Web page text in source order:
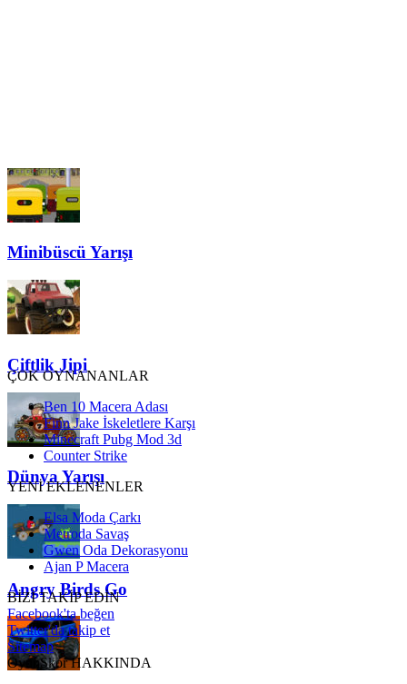
Minibüscü Yarışı
Çiftlik Jipi
Dünya Yarışı
Angry Birds Go
ÇOK OYNANANLAR
Ben 10 Macera Adası
Finn Jake İskeletlere Karşı
Minecraft Pubg Mod 3d
Counter Strike
YENİ EKLENENLER
Elsa Moda Çarkı
Metroda Savaş
Gwen Oda Dekorasyonu
Ajan P Macera
BİZİ TAKİP EDİN
Facebook'ta beğen
Twitter'da takip et
Sitemap
OyunSkor HAKKINDA